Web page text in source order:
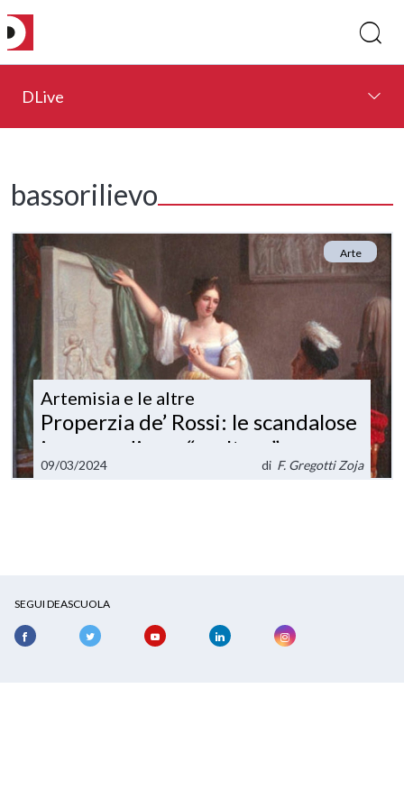
DLive
bassorilievo
Arte
Artemisia e le altre
Properzia de’ Rossi: le scandalose
imprese di una “scultora”
09/03/2024 di F. Gregotti Zoja
SEGUI DEASCUOLA